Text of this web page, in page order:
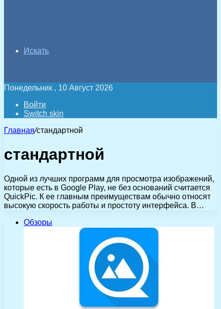
Искать
Понедельник , 10 Август 2026
Войти
Switch skin
Главная/стандартной
стандартной
Одной из лучших программ для просмотра изображений,
которые есть в Google Play, не без оснований считается
QuickPic. К ее главным преимуществам обычно относят
высокую скорость работы и простоту интерфейса. В…
Обзоры